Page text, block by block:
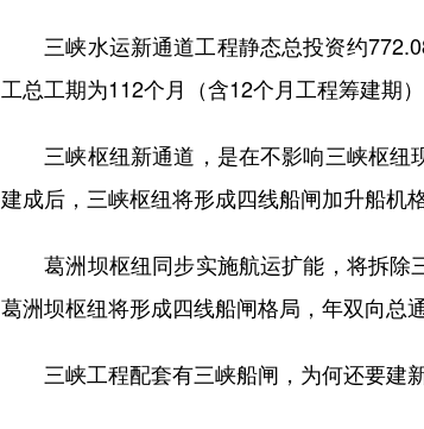
三峡水运新通道工程静态总投资约
工总工期为112个月（含12个月工程筹建期
三峡枢纽新通道，是在不影响三峡枢纽现
建成后，三峡枢纽将形成四线船闸加升船机
葛洲坝枢纽同步实施航运扩能，将拆除
葛洲坝枢纽将形成四线船闸格局，年双向总
三峡工程配套有三峡船闸，为何还要